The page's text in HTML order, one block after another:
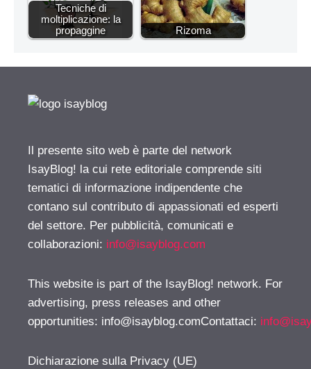
Tecniche di
moltiplicazione: la
propaggine
Rizoma
Il presente sito web è parte del network
IsayBlog! la cui rete editoriale comprende siti
tematici di informazione indipendente che
contano sul contributo di appassionati ed esperti
del settore. Per pubblicità, comunicati e
collaborazioni: info@isayblog.com
This website is part of the IsayBlog! network. For
advertising, press releases and other
opportunities: info@isayblog.comContattaci:
Dichiarazione sulla Privacy (UE)